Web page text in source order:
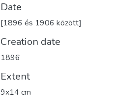
Date
[1896 és 1906 között]
Creation date
1896
Extent
9x14 cm